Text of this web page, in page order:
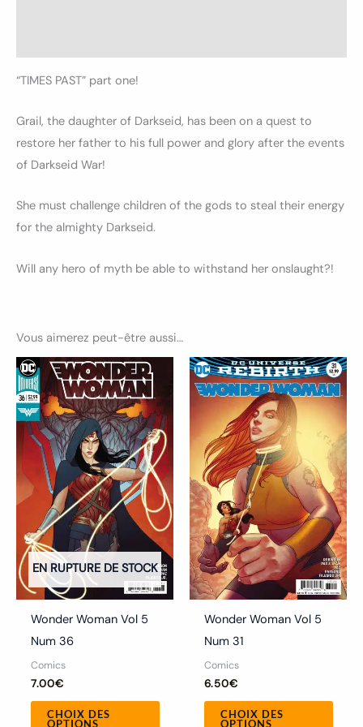
“TIMES PAST” part one!
Grail, the daughter of Darkseid, has been on a quest to
restore her father to his full power and glory after the events
of Darkseid War!
She must challenge children of the gods to steal their energy
for the almighty Darkseid.
Will any hero of myth be able to withstand her onslaught?!
Vous aimerez peut-être aussi…
EN RUPTURE DE STOCK
Wonder Woman Vol 5
Num 36
Comics
7.00€
CHOIX DES
OPTIONS
produit
a
plusieurs
variations.
Les
options
peuvent
être
choisies
sur
Wonder Woman Vol 5
Num 31
Comics
6.50€
CHOIX DES
OPTIONS
Ce
a
Les
être
sur